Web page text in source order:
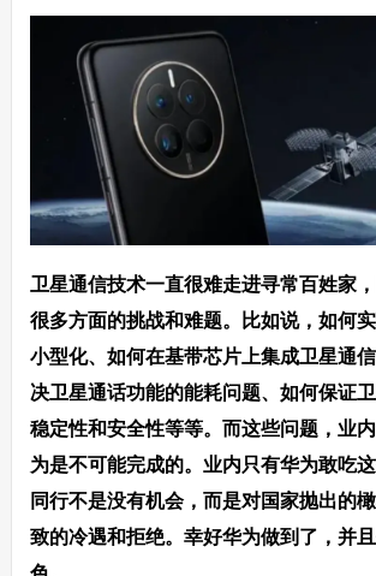
卫星通信技术一直很难走进寻常百姓家
很多方面的挑战和难题。比如说，如何
小型化、如何在基带芯片上集成卫星通
决卫星通话功能的能耗问题、如何保证
稳定性和安全性等等。而这些问题，业
为是不可能完成的。业内只有华为敢吃
同行不是没有机会，而是对国家抛出的
致的冷遇和拒绝。幸好华为做到了，并